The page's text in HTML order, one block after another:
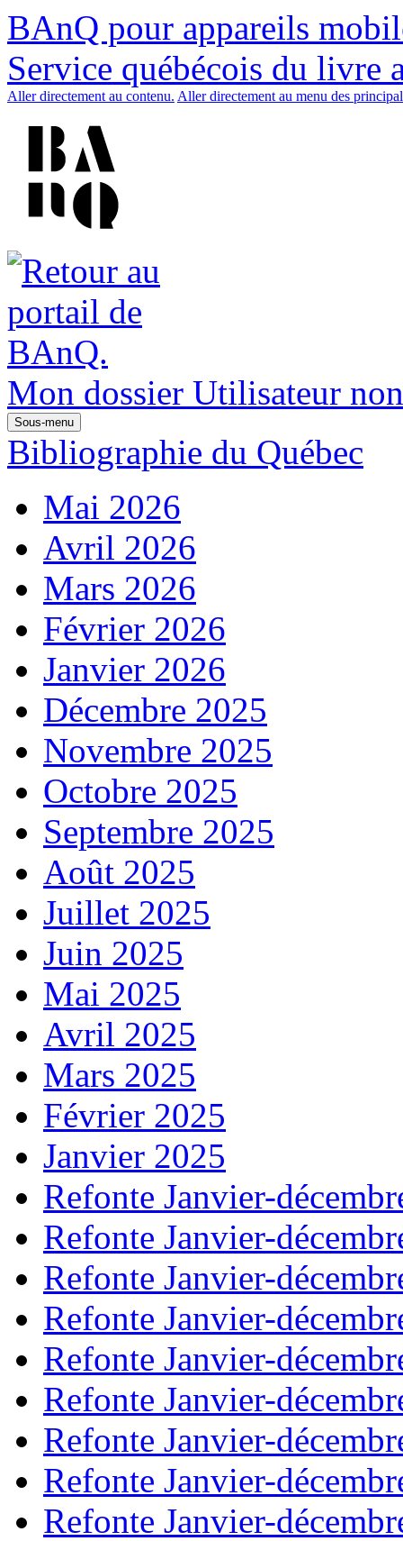
BAnQ pour appareils
Service québécois du livre
Aller directement au contenu. Aller directement au menu des
Mon dossier Utilisateur
Sous-menu
Bibliographie du Québec
Mai 2026
Avril 2026
Mars 2026
Février 2026
Janvier 2026
Décembre 2025
Novembre 2025
Octobre 2025
Septembre 2025
Août 2025
Juillet 2025
Juin 2025
Mai 2025
Avril 2025
Mars 2025
Février 2025
Janvier 2025
Refonte Janvier-
Refonte Janvier-
Refonte Janvier-
Refonte Janvier-
Refonte Janvier-
Refonte Janvier-
Refonte Janvier-
Refonte Janvier-
Refonte Janvier-